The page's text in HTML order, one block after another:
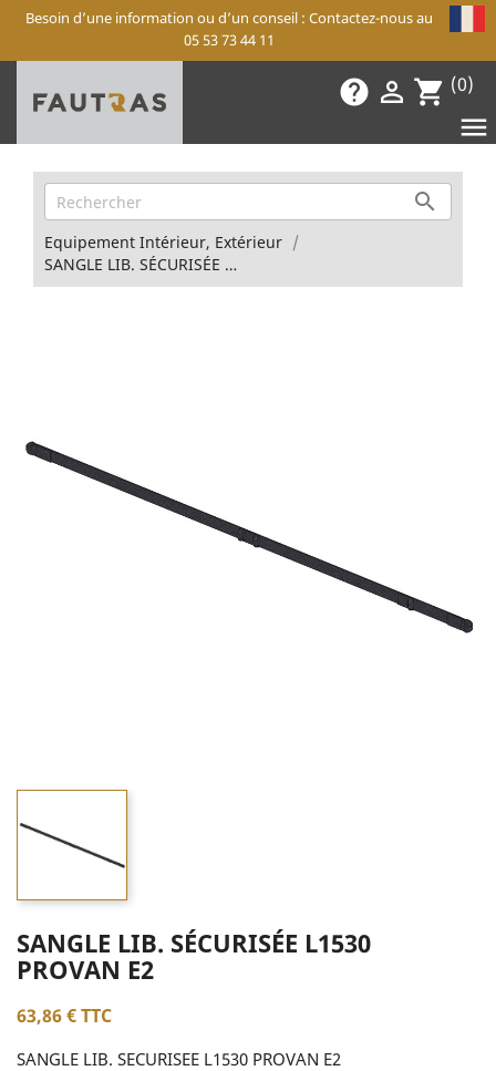
Besoin d’une information ou d’un conseil : Contactez-nous au
05 53 73 44 11
help  shopping_cart (0)


Equipement Intérieur, Extérieur
SANGLE LIB. SÉCURISÉE L1530 Provan E2
SANGLE LIB. SÉCURISÉE L1530
PROVAN E2
63,86 €TTC
SANGLE LIB. SECURISEE L1530 PROVAN E2